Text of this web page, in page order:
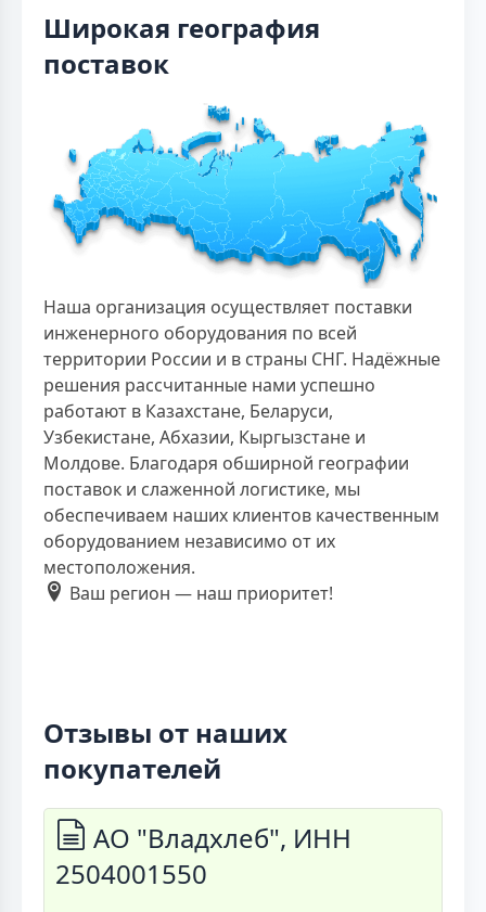
Широкая география
поставок
Наша организация осуществляет поставки
инженерного оборудования по всей
территории России и в страны СНГ. Надёжные
решения рассчитанные нами успешно
работают в Казахстане, Беларуси,
Узбекистане, Абхазии, Кыргызстане и
Молдове. Благодаря обширной географии
поставок и слаженной логистике, мы
обеспечиваем наших клиентов качественным
оборудованием независимо от их
местоположения.
Ваш регион — наш приоритет!
Отзывы от наших
покупателей
АО "Владхлеб", ИНН
2504001550